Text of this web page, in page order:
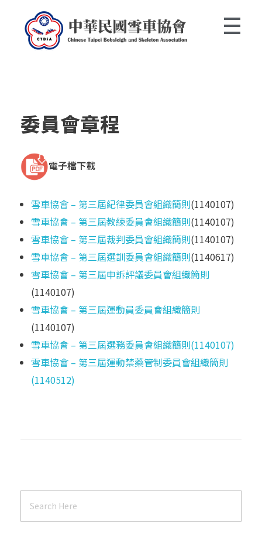
委員會章程
電子檔下載
雪車協會 – 第三屆紀律委員會組織簡則(1140107)
雪車協會 – 第三屆教練委員會組織簡則(1140107)
雪車協會 – 第三屆裁判委員會組織簡則(1140107)
雪車協會 – 第三屆選訓委員會組織簡則(1140617)
雪車協會 – 第三屆申訴評議委員會組織簡則
(1140107)
雪車協會 – 第三屆運動員委員會組織簡則
(1140107)
雪車協會 – 第三屆選務委員會組織簡則(1140107)
雪車協會 – 第三屆運動禁藥管制委員會組織簡則
(1140512)